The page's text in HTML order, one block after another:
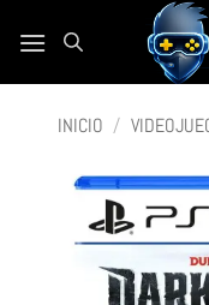
INICIO /